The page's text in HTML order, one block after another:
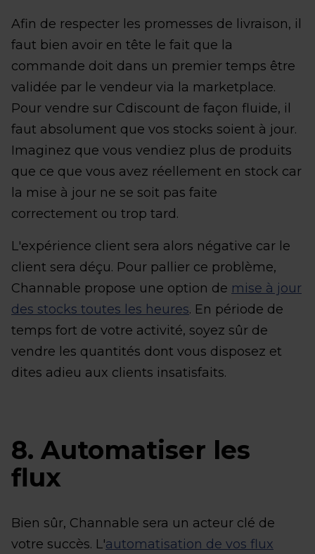
Afin de respecter les promesses de livraison, il
faut bien avoir en tête le fait que la
commande doit dans un premier temps être
validée par le vendeur via la marketplace.
Pour vendre sur Cdiscount de façon fluide, il
faut absolument que vos stocks soient à jour.
Imaginez que vous vendiez plus de produits
que ce que vous avez réellement en stock car
la mise à jour ne se soit pas faite
correctement ou trop tard.
L'expérience client sera alors négative car le
client sera déçu. Pour pallier ce problème,
Channable propose une option de mise à jour
des stocks toutes les heures. En période de
temps fort de votre activité, soyez sûr de
vendre les quantités dont vous disposez et
dites adieu aux clients insatisfaits.
8. Automatiser les
flux
Bien sûr, Channable sera un acteur clé de
votre succès. L'automatisation de vos flux